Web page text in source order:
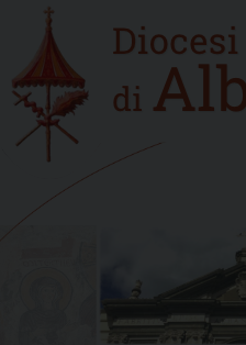
content
Home
new